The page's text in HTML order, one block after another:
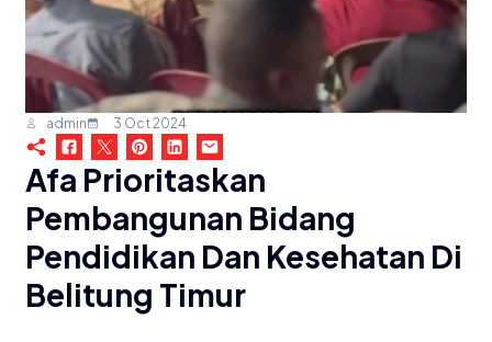
admin 3 Oct 2024
Afa Prioritaskan
Pembangunan Bidang
Pendidikan Dan Kesehatan Di
Belitung Timur